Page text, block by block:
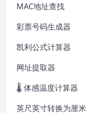
MAC地址查找
彩票号码生成器
凯利公式计算器
网址提取器
🌡️ 体感温度计算器
英尺英寸转换为厘米